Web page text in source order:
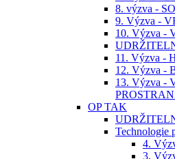
8. výzva -
9. Výzva -
10. Výzva -
11. Výzva -
12. Výzva -
13. Výzva -
OP TAK
Technologie
4.
3.